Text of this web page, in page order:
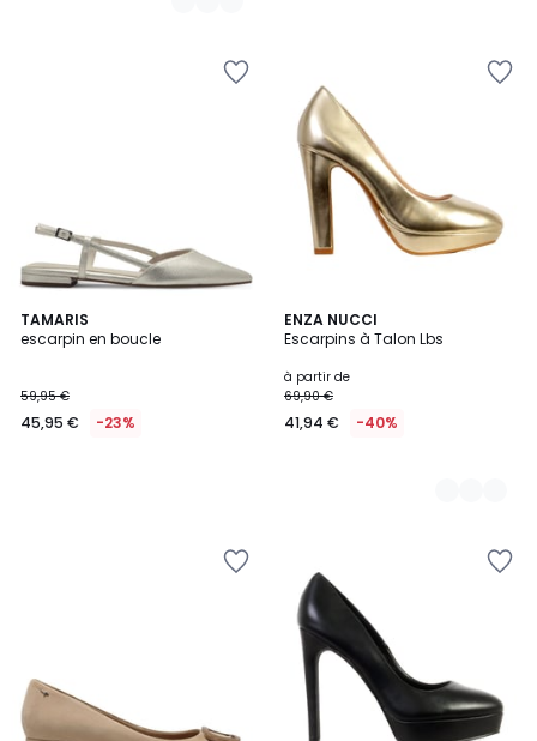
TAMARIS
escarpin en boucle
59,95 €
45,95 € -23%
ENZA NUCCI
Escarpins à Talon Lbs
à partir de
69,90 €
41,94 € -40%
3
Couleurs